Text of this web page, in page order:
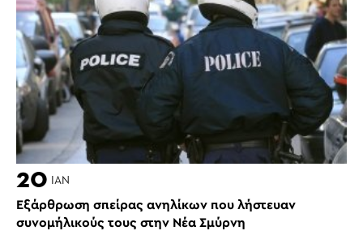
20 ΙΑΝ
Εξάρθρωση σπείρας ανηλίκων που λήστευαν
συνομήλικούς τους στην Νέα Σμύρνη